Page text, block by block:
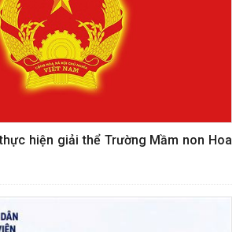
hiện giải thể Trường Mầm non Hoa